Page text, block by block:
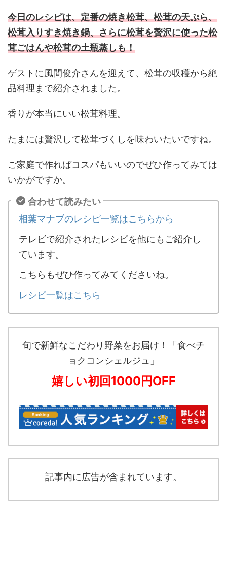
今日のレシピは、定番の焼き松茸、松茸の天ぷら、
松茸入りすき焼き鍋、さらに松茸を贅沢に使った松
茸ごはんや松茸の土瓶蒸しも！
ゲストに風間俊介さんを迎えて、松茸の収穫から絶
品料理まで紹介されました。
香りが本当にいい松茸料理。
たまには贅沢して松茸づくしを味わいたいですね。
ご家庭で作ればコスパもいいのでぜひ作ってみては
いかがですか。
合わせて読みたい
相葉マナブのレシピ一覧はこちらから
テレビで紹介されたレシピを他にもご紹介し
ています。
こちらもぜひ作ってみてくださいね。
レシピ一覧はこちら
旬で新鮮なこだわり野菜をお届け！「食べチ
ョクコンシェルジュ」
嬉しい初回1000円OFF
記事内に広告が含まれています。